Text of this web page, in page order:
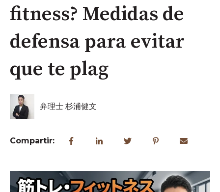
fitness? Medidas de
defensa para evitar
que te plag
弁理士 杉浦健文
Compartir: